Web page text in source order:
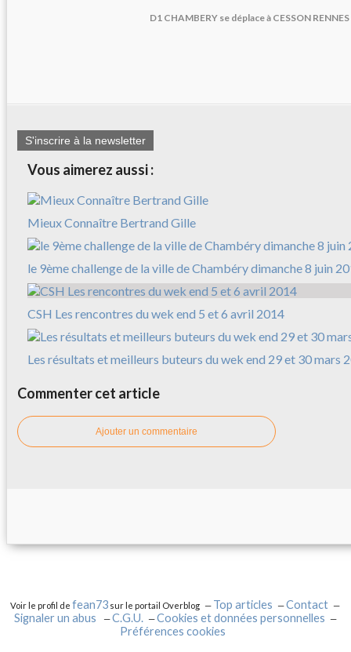
D1 CHAMBERY se déplace à CESSON
S'inscrire à la newsletter
Vous aimerez aussi :
Mieux Connaître Bertrand Gille
le 9ème challenge de la ville de Chambéry dimanche 8 juin
CSH Les rencontres du wek end 5 et 6 avril 2014
Les résultats et meilleurs buteurs du wek end 29 et 30 mars
Commenter cet article
Ajouter un commentaire
Voir le profil defean73 sur le portail Overblog Top articles
Contact
Signaler un abus
C.G.U.
Cookies et données personnelles
Préférences cookies